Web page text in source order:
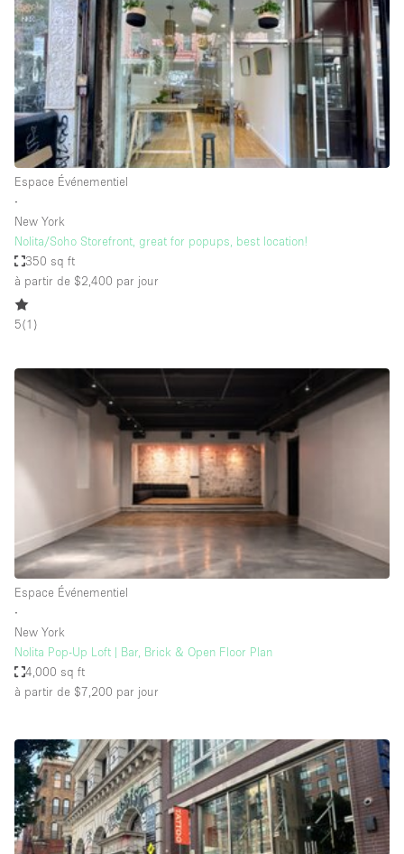
Séance de
photo
Conférence Réunion Bureaux
Local
Commercial
Partagé
Type de l'espace
Atelier
Autre
Boutique en Partage
Bureaux
Camion / Fourgon
Container
Entrepôt / Espace Stockage / Box
Espace Atypique / Unique
Espace Créatif
Espace Événementiel
Galerie d'art
Lobby / Accueil
Maison / Villa / Hôtel Particulier
Restaurant / Bar / Café
Rooftop
Espace Événementiel
∙
New York
Nolita/Soho Storefront, great for popups, best location!
350 sq ft
à partir de $2,400 par jour
5(1 )
Espace Événementiel
∙
New York
Nolita Pop-Up Loft | Bar, Brick & Open Floor Plan
4,000 sq ft
à partir de $7,200 par jour